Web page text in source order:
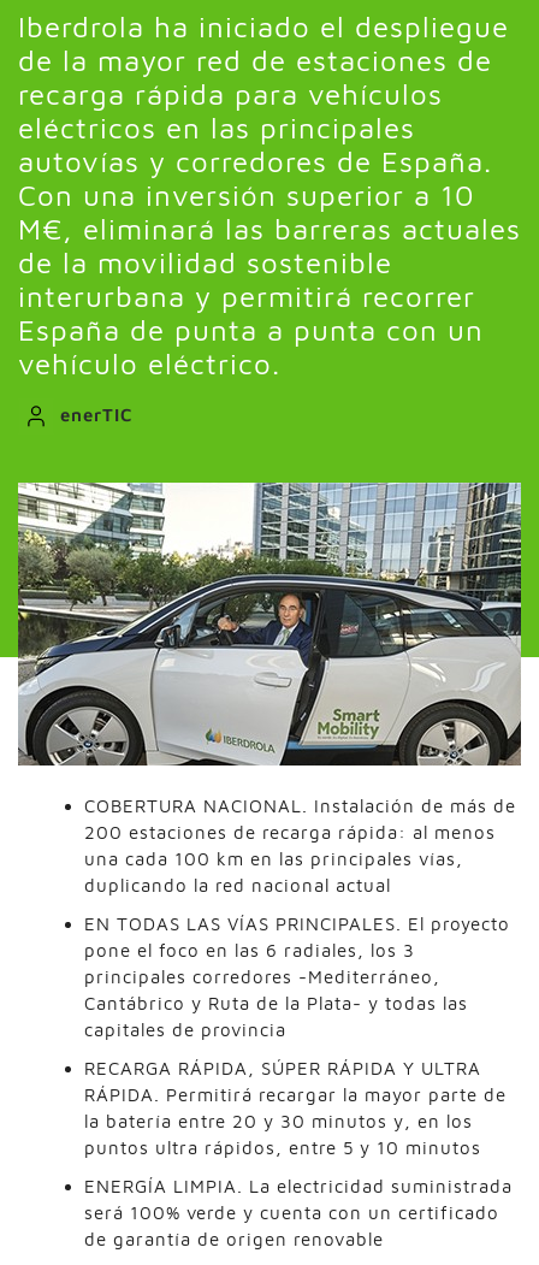
Iberdrola ha iniciado el despliegue
de la mayor red de estaciones de
recarga rápida para vehículos
eléctricos en las principales
autovías y corredores de España.
Con una inversión superior a 10
M€, eliminará las barreras actuales
de la movilidad sostenible
interurbana y permitirá recorrer
España de punta a punta con un
vehículo eléctrico.
enerTIC
COBERTURA NACIONAL. Instalación de más de
200 estaciones de recarga rápida: al menos
una cada 100 km en las principales vías,
duplicando la red nacional actual
EN TODAS LAS VÍAS PRINCIPALES. El proyecto
pone el foco en las 6 radiales, los 3
principales corredores -Mediterráneo,
Cantábrico y Ruta de la Plata- y todas las
capitales de provincia
RECARGA RÁPIDA, SÚPER RÁPIDA Y ULTRA
RÁPIDA. Permitirá recargar la mayor parte de
la batería entre 20 y 30 minutos y, en los
puntos ultra rápidos, entre 5 y 10 minutos
ENERGÍA LIMPIA. La electricidad suministrada
será 100% verde y cuenta con un certificado
de garantía de origen renovable